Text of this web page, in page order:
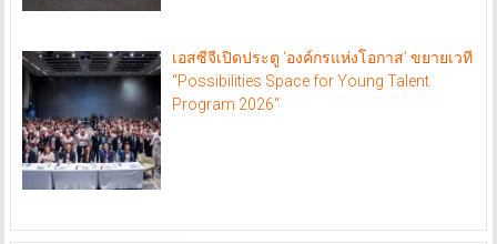
เอสซีจีเปิดประตู ‘องค์กรแห่งโอกาส’ ขยายเวที
“Possibilities Space for Young Talent
Program 2026“